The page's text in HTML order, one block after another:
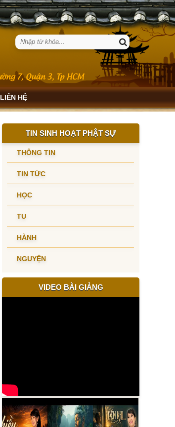
LIÊN HỆ
TIN SINH HOẠT PHẬT SỰ
THÔNG TIN
TIN TỨC
HỌC
TU
HÀNH
NGUYỆN
VIDEO BÀI GIẢNG